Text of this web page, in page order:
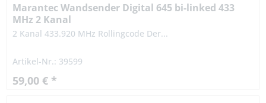
Marantec Wandsender Digital 645 bi-linked 433
MHz 2 Kanal
2 Kanal 433.920 MHz Rollingcode Der...
Artikel-Nr.: 39599
59,00 € *